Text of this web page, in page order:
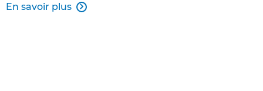
En savoir plus 